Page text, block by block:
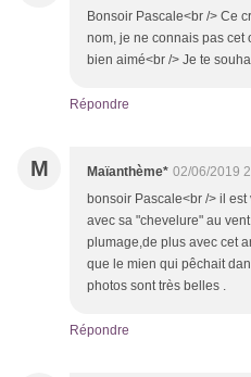
Bonsoir Pascale<br /> Ce
nom, je ne connais pas cet
bien aimé<br /> Je te
Répondre
M Maïanthème* 02/06/2019
bonsoir Pascale<br /> il
avec sa "chevelure" au
plumage,de plus avec cet
que le mien qui pêchait
photos sont très belles .
Répondre